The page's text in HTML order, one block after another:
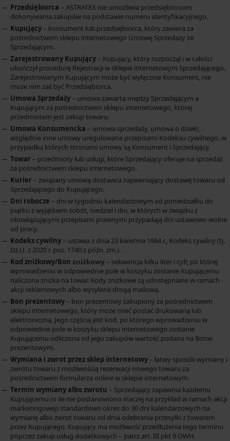
Przedsiębiorca – ASTRATEX nie umożliwia przedsiębiorcom
dokonywania zakupów na podstawie numeru identyfikacyjnego.
Kupujący– konsument lub przedsiębiorca, który zawiera za
pośrednictwem sklepu internetowego Umowę Sprzedaży ze
Sprzedającym.
Zarejestrowany Kupujący– Kupujący, który rozpoczął i w całości
ukończył procedurę Rejestracji w sklepie internetowym Sprzedającego.
Zarejestrowanym Kupującym może być wyłącznie Konsument, nie
może nim zaś być Przedsiębiorca.
Umowa Sprzedaży– umowa zawarta między Sprzedającym a
Kupującym za pośrednictwem sklepu internetowego, której
przedmiotem jest zakup towaru.
Umowa Konsumencka – umowa sprzedaży, umowa o dzieło,
względnie inne umowy uregulowane przepisami Kodeksu cywilnego, w
przypadku których stronami umowy są Konsument i Sprzedający.
Towar– przedmioty lub usługi, które Sprzedający oferuje na sprzedaż
za pośrednictwem sklepu internetowego.
Kurier– związany umową dostawca zapewniający dostawę towaru od
Sprzedającego do Kupującego.
Dni robocze – dni w tygodniu kalendarzowym od poniedziałku do
piątku z wyjątkiem sobót, niedziel i dni, w których w związku z
obowiązującymi przepisami prawnymi przypadają dni ustawowo wolne
od pracy.
Kodeks cywilny– ustawa z dnia 23 kwietnia 1964 r., Kodeks cywilny (tj.
Dz.U. z 2020 r. poz. 1740 z późn. zm.).
Kod zniżkowy/Bon zniżkowy– sekwencja kilku liter i cyfr, po której
wprowadzeniu w odpowiednie pole w koszyku zostanie Kupującemu
naliczona zniżka na towar. Kody zniżkowe są udostępniane w ramach
akcji reklamowych albo wysyłane drogą mailową.
Bon prezentowy– bon prezentowy zakupiony za pośrednictwem
sklepu internetowego, który może mieć postać drukowaną lub
elektroniczną. Jego częścią jest kod, po którego wprowadzeniu w
odpowiednie pole w koszyku sklepu internetowego zostanie
Kupującemu odliczona od jego zakupów wartość podana na Bonie
prezentowym.
Wymiana i zwrot przez sklep internetowy– łatwy sposób wymiany i
zwrotu towaru z możliwością rezerwacji nowego towaru za
pośrednictwem formularza online w sklepie internetowym.
Termin wymiany albo zwrotu – Sprzedający zapewnia każdemu
Kupującemu (o ile nie postanowiono inaczej na przykład w ramach akcji
marketingowej) standardowo okres do 30 dni kalendarzowych na
wymianę albo zwrot towaru od dnia odebrania przesyłki z towarem
przez Kupującego. Kupujący ma możliwość przedłużenia tego terminu
poprzez zakup usług dodatkowych – patrz art. III pkt 9 OWH.